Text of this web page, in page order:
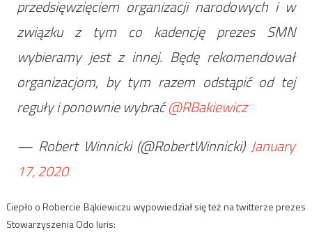
przedsięwzięciem organizacji narodowych i w
związku z tym co kadencję prezes SMN
wybieramy jest z innej. Będę rekomendował
organizacjom, by tym razem odstąpić od tej
reguły i ponownie wybrać@RBakiewicz
— Robert Winnicki (@RobertWinnicki)January
17, 2020
Ciepło o Robercie Bąkiewiczu wypowiedział się też na twitterze prezes
Stowarzyszenia Odo Iuris: